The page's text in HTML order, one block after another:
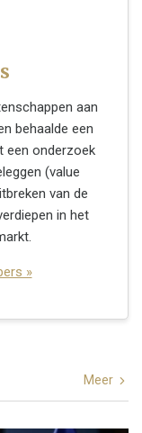
aan
behaalde een
een onderzoek
(value
van de
in het
»
Meer